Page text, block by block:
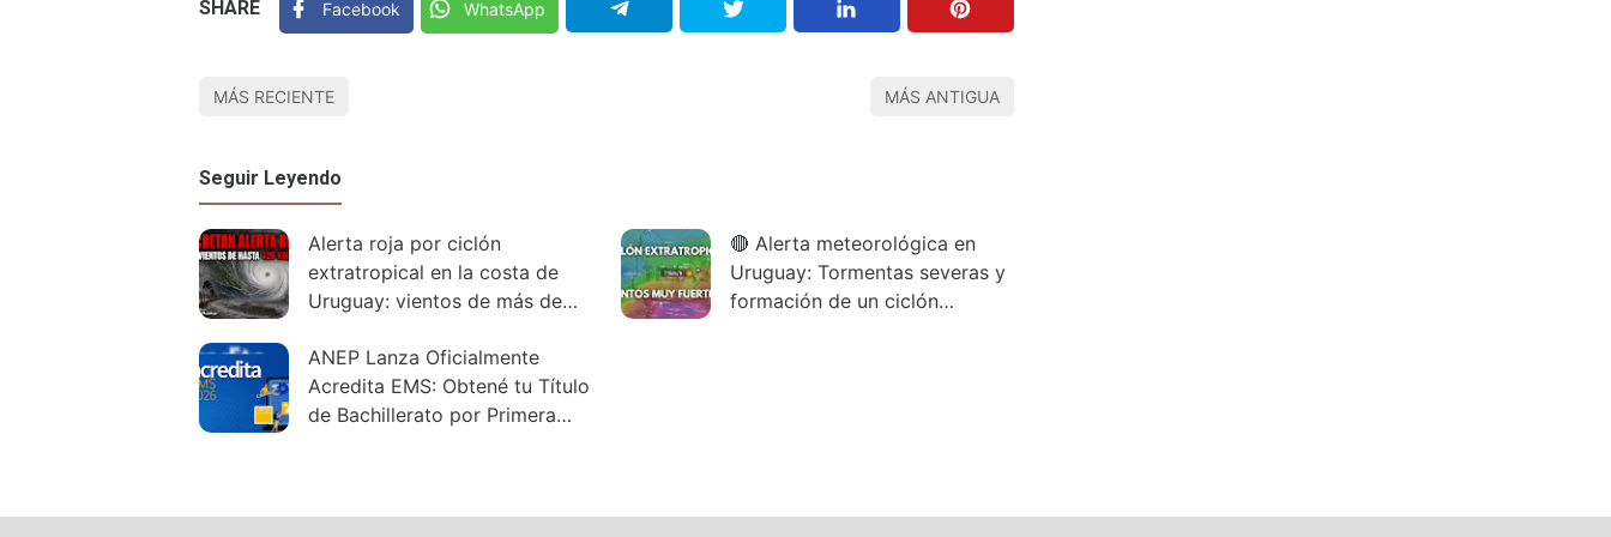
SHARE Facebook WhatsApp
MÁS RECIENTE MÁS ANTIGUA
Seguir Leyendo
Alerta roja por ciclón
extratropical en la costa de
Uruguay: vientos de más de
🔴 Alerta meteorológica en
Uruguay: Tormentas severas y
formación de un ciclón
ANEP Lanza Oficialmente
Acredita EMS: Obtené tu Título
de Bachillerato por Primera